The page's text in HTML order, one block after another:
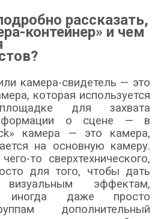
рассказать,
контейнер» и чем
камера-свидетель — это
которая используется
для захвата
о сцене — в
камера — это камера,
на основную камеру.
то сверхтехнического,
для того, чтобы дать
эффектам,
иногда даже просто
дополнительный